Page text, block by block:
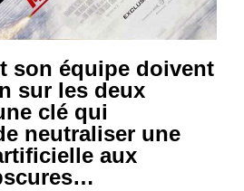
son équipe doivent
sur les deux
clé qui
neutraliser une
aux